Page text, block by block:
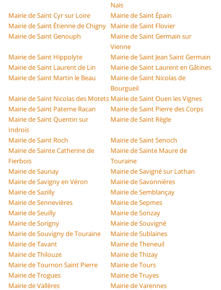
Nais
Mairie de Saint Cyr sur Loire
Mairie de Saint Épain
Mairie de Saint Étienne de Chigny Mairie de Saint Flovier
Mairie de Saint Genouph
Mairie de Saint Germain sur
Vienne
Mairie de Saint Hippolyte
Mairie de Saint Jean Saint Germain
Mairie de Saint Laurent de Lin
Mairie de Saint Laurent en Gâtines
Mairie de Saint Martin le Beau
Mairie de Saint Nicolas de
Bourgueil
Mairie de Saint Nicolas des Motets Mairie de Saint Ouen les Vignes
Mairie de Saint Paterne Racan
Mairie de Saint Pierre des Corps
Mairie de Saint Quentin sur
Indrois
Mairie de Saint Règle
Mairie de Saint Roch
Mairie de Saint Senoch
Mairie de Sainte Catherine de
Fierbois
Mairie de Sainte Maure de
Touraine
Mairie de Saunay
Mairie de Savigné sur Lathan
Mairie de Savigny en Véron
Mairie de Savonnières
Mairie de Sazilly
Mairie de Semblançay
Mairie de Sennevières
Mairie de Sepmes
Mairie de Seuilly
Mairie de Sonzay
Mairie de Sorigny
Mairie de Souvigné
Mairie de Souvigny de Touraine
Mairie de Sublaines
Mairie de Tavant
Mairie de Theneuil
Mairie de Thilouze
Mairie de Thizay
Mairie de Tournon Saint Pierre
Mairie de Tours
Mairie de Trogues
Mairie de Truyes
Mairie de Vallères
Mairie de Varennes